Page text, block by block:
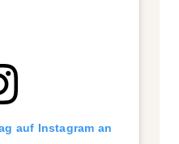
auf Instagram an